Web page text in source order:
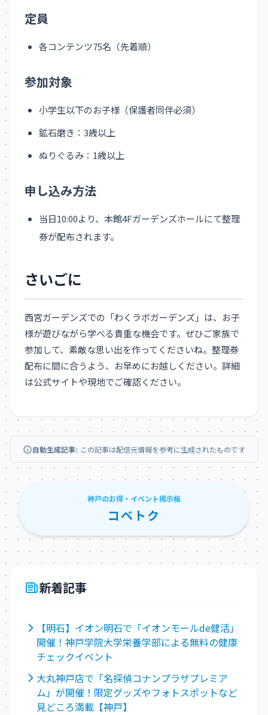
定員
各コンテンツ75名（先着順）
参加対象
小学生以下のお子様（保護者同伴必須）
鉱石磨き：3歳以上
ぬりぐるみ：1歳以上
申し込み方法
当日10:00より、本館4Fガーデンズホールにて整理
券が配布されます。
さいごに
西宮ガーデンズでの「わくラボガーデンズ」は、お子
様が遊びながら学べる貴重な機会です。ぜひご家族で
参加して、素敵な思い出を作ってくださいね。整理券
配布に間に合うよう、お早めにお越しください。詳細
は公式サイトや現地でご確認ください。
自動生成記事: この記事は配信元情報を参考に生成されたものです
神戸のお得・イベント掲示板
コベトク
新着記事
【明石】イオン明石で「イオンモールde健活」
開催！神戸学院大学栄養学部による無料の健康
チェックイベント
大丸神戸店で「名探偵コナンプラザプレミア
ム」が開催！限定グッズやフォトスポットなど
見どころ満載【神戸】